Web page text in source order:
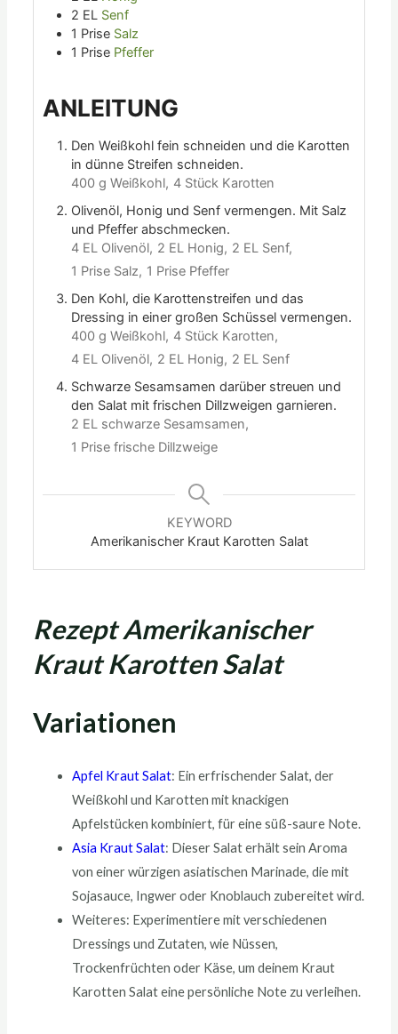
2 EL Senf
1 Prise Salz
1 Prise Pfeffer
ANLEITUNG
Den Weißkohl fein schneiden und die Karotten
in dünne Streifen schneiden.
400 g Weißkohl, 4 Stück Karotten
Olivenöl, Honig und Senf vermengen. Mit Salz
und Pfeffer abschmecken.
4 EL Olivenöl, 2 EL Honig, 2 EL Senf,
1 Prise Salz, 1 Prise Pfeffer
Den Kohl, die Karottenstreifen und das
Dressing in einer großen Schüssel vermengen.
400 g Weißkohl, 4 Stück Karotten,
4 EL Olivenöl, 2 EL Honig, 2 EL Senf
Schwarze Sesamsamen darüber streuen und
den Salat mit frischen Dillzweigen garnieren.
2 EL schwarze Sesamsamen,
1 Prise frische Dillzweige
KEYWORD
Amerikanischer Kraut Karotten Salat
Rezept Amerikanischer
Kraut Karotten Salat
Variationen
Apfel Kraut Salat: Ein erfrischender Salat, der
Weißkohl und Karotten mit knackigen
Apfelstücken kombiniert, für eine süß-saure Note.
Asia Kraut Salat: Dieser Salat erhält sein Aroma
von einer würzigen asiatischen Marinade, die mit
Sojasauce, Ingwer oder Knoblauch zubereitet wird.
Weiteres: Experimentiere mit verschiedenen
Dressings und Zutaten, wie Nüssen,
Trockenfrüchten oder Käse, um deinem Kraut
Karotten Salat eine persönliche Note zu verleihen.